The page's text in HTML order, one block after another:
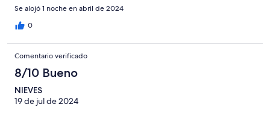
Se alojó 1 noche en abril de 2024
0
Comentario verificado
8/10 Bueno
NIEVES
19 de jul de 2024